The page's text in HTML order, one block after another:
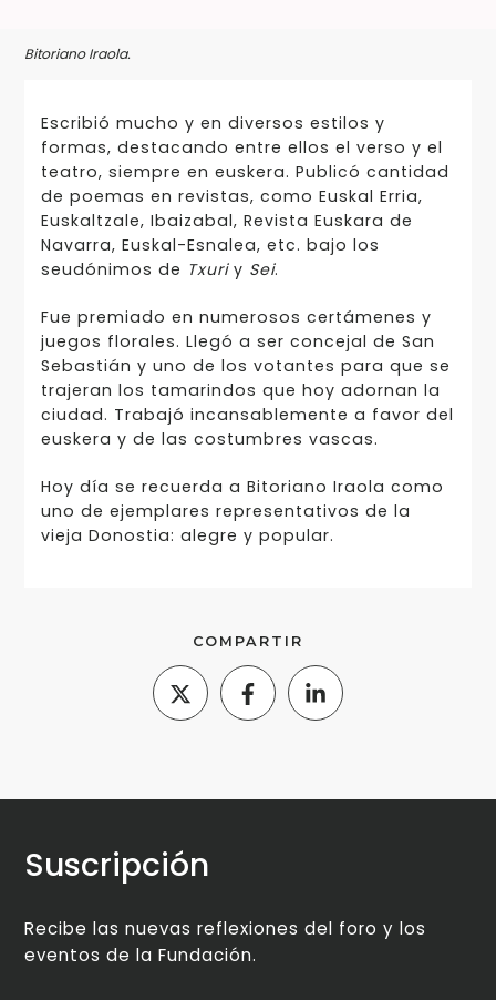
Bitoriano Iraola.
Escribió mucho y en diversos estilos y
formas, destacando entre ellos el verso y el
teatro, siempre en euskera. Publicó cantidad
de poemas en revistas, como Euskal Erria,
Euskaltzale, Ibaizabal, Revista Euskara de
Navarra, Euskal-Esnalea, etc. bajo los
seudónimos de Txuriy Sei.
Fue premiado en numerosos certámenes y
juegos florales. Llegó a ser concejal de San
Sebastián y uno de los votantes para que se
trajeran los tamarindos que hoy adornan la
ciudad. Trabajó incansablemente a favor del
euskera y de las costumbres vascas.
Hoy día se recuerda a Bitoriano Iraola como
uno de ejemplares representativos de la
vieja Donostia: alegre y popular.
COMPARTIR
Suscripción
Recibe las nuevas reflexiones del foro y los
eventos de la Fundación.